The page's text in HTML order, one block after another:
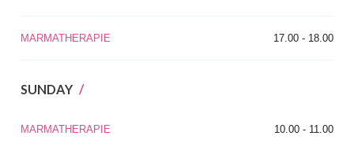
MARMATHERAPIE 17.00 - 18.00
SUNDAY
MARMATHERAPIE 10.00 - 11.00